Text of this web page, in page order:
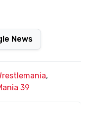
News
,
39